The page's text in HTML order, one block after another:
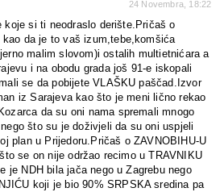
24 Novembra, 18:22
koje si ti neodraslo derište.Pričaš o
kao da je to vaš izum,tebe,komšića
malim slovom)i ostalih multietnićara a
i na obodu grada još 91-e iskopali
se da pobijete VLAŠKU paščad.Izvor
iz Sarajeva kao što je meni lično rekao
da su oni nama spremali mnogo
što su je doživjeli da su oni uspjeli
plan u Prijedoru.Pričaš o ZAVNOBIHU-U
se on nije održao recimo u TRAVNIKU
je NDH bila jača nego u Zagrebu nego
koji je bio 90% SRPSKA sredina pa